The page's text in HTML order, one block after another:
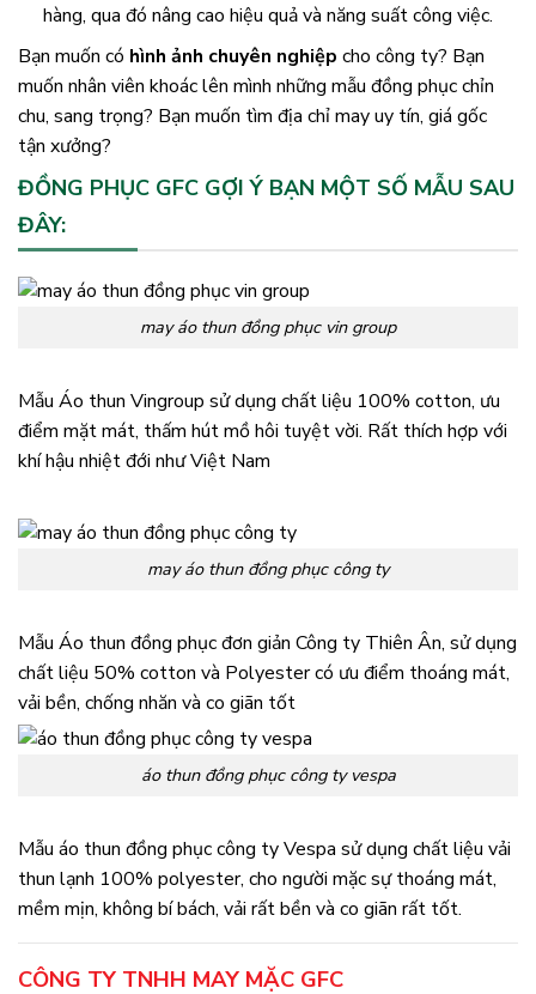
hàng, qua đó nâng cao hiệu quả và năng suất công việc.
Bạn muốn có hình ảnh chuyên nghiệp cho công ty? Bạn
muốn nhân viên khoác lên mình những mẫu đồng phục chỉn
chu, sang trọng? Bạn muốn tìm địa chỉ may uy tín, giá gốc
tận xưởng?
ĐỒNG PHỤC GFC GỢI Ý BẠN MỘT SỐ MẪU SAU
ĐÂY:
may áo thun đồng phục vin group
Mẫu Áo thun Vingroup sử dụng chất liệu 100% cotton, ưu
điểm mặt mát, thấm hút mồ hôi tuyệt vời. Rất thích hợp với
khí hậu nhiệt đới như Việt Nam
may áo thun đồng phục công ty
Mẫu Áo thun đồng phục đơn giản Công ty Thiên Ân, sử dụng
chất liệu 50% cotton và Polyester có ưu điểm thoáng mát,
vải bền, chống nhăn và co giãn tốt
áo thun đồng phục công ty vespa
Mẫu áo thun đồng phục công ty Vespa sử dụng chất liệu vải
thun lạnh 100% polyester, cho người mặc sự thoáng mát,
mềm mịn, không bí bách, vải rất bền và co giãn rất tốt.
CÔNG TY TNHH MAY MẶC GFC